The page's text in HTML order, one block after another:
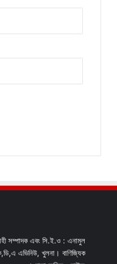
সম্পাদক এবং সি.ই.ও : এনামুল
এভিনিউ, খুলনা। বাণিজ্যিক